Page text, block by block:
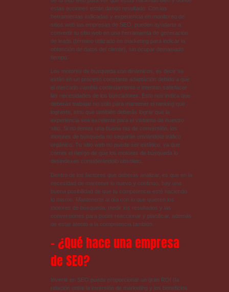
estas acciones están dando resultado. Con las
herramientas indicadas y experiencia en monitoreo de
sitios web las empresas de SEO, pueden ayudarte a
convertir tu sitio web en una herramienta de generación
de leads (término utilizado en marketing para indicar la
obtención de datos del cliente), sin ocupar demasiado
tiempo.
Los motores de búsqueda son dinámicos, es decir se
están en un proceso constante adaptación debido a que
el mercado cambia continuamente e intentan satisfacer
las necesidades de los buscadores. Esto nos indica que
deberás trabajar no solo para mantener el ranking que
lograste, sino que también deberás lograr que la
experiencia sea excelente para el visitante de nuestro
sitio. Si no tientes una buena tas de conversión, los
motores de búsqueda no seguirán enviándote tráfico
orgánico. Tu sitio web no puede ser estático, ya que
corres el riesgo de que los motores de búsqueda lo
desindexen considerándolo obsoleto.
Dentro de los factores que deberás analizar, es que en la
necesidad de mantener lo nuevo y continuo, hay una
buena posibilidad de que tu competencia esté haciendo
lo mismo. Mantenerte al día con lo que quieren los
motores de búsqueda, medir los resultados y las
conversiones para poder reaccionar y planificar, además
de estar atento a la competencia también.
– ¿Qué hace una empresa
de SEO?
Invertir en SEO puede proporcionar un gran ROI (la
relación entre la inversión de marketing y los beneficios